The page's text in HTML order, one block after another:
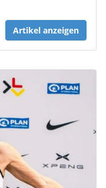
Artikel anzeigen